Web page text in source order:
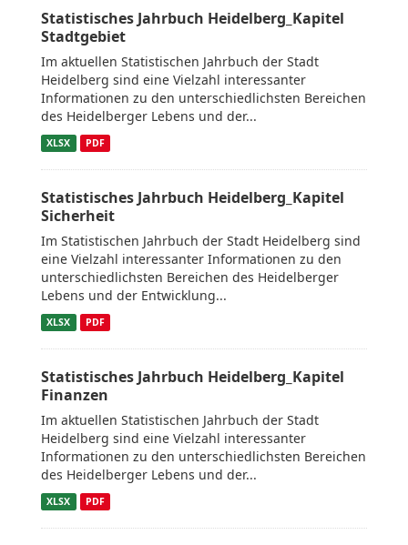
Statistisches Jahrbuch Heidelberg_Kapitel
Stadtgebiet
Im aktuellen Statistischen Jahrbuch der Stadt
Heidelberg sind eine Vielzahl interessanter
Informationen zu den unterschiedlichsten Bereichen
des Heidelberger Lebens und der...
XLSX PDF
Statistisches Jahrbuch Heidelberg_Kapitel
Sicherheit
Im Statistischen Jahrbuch der Stadt Heidelberg sind
eine Vielzahl interessanter Informationen zu den
unterschiedlichsten Bereichen des Heidelberger
Lebens und der Entwicklung...
XLSX PDF
Statistisches Jahrbuch Heidelberg_Kapitel
Finanzen
Im aktuellen Statistischen Jahrbuch der Stadt
Heidelberg sind eine Vielzahl interessanter
Informationen zu den unterschiedlichsten Bereichen
des Heidelberger Lebens und der...
XLSX PDF